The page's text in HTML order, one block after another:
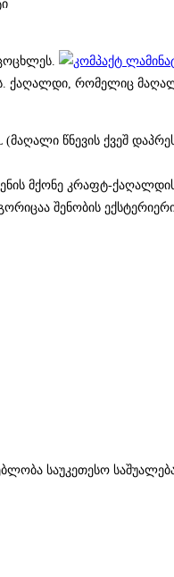
ქაღალდი, რომელიც
(მაღალი წნევის ქვეშ
მქონე კრაფტ-
შენობის ექსტერიერი,
საუკეთესო